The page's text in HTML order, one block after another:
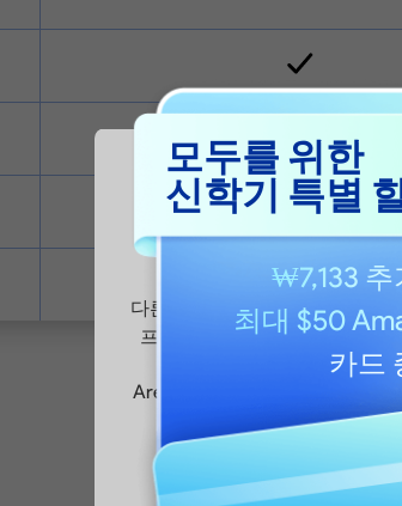
다른 국가에서 UPDF.com을 접
프로모션을 확인하려면 해당
Are you visiting updf.com
regional site for more
영어 사이트
최고의 Adobe Acrobat
모두를 위한
신학기 특별
₩7,133 추
최대 $50
카드